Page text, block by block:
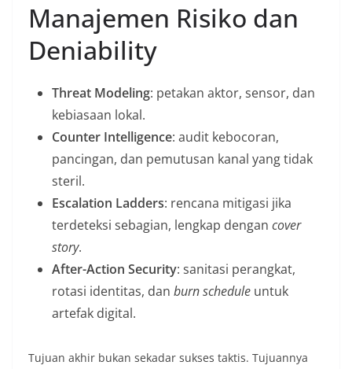
Manajemen Risiko dan
Deniability
Threat Modeling: petakan aktor, sensor, dan
kebiasaan lokal.
Counter Intelligence: audit kebocoran,
pancingan, dan pemutusan kanal yang tidak
steril.
Escalation Ladders: rencana mitigasi jika
terdeteksi sebagian, lengkap dengan cover
story.
After-Action Security: sanitasi perangkat,
rotasi identitas, dan burn schedule untuk
artefak digital.
Tujuan akhir bukan sekadar sukses taktis. Tujuannya